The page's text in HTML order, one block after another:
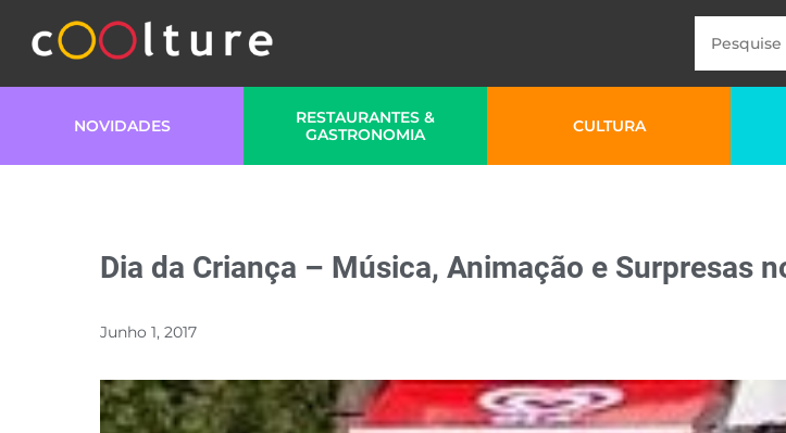
NOVIDADES
RESTAURANTES &
GASTRONOMIA
CULTURA
Dia da Criança – Música, Animação e Surpresas
Junho 1, 2017